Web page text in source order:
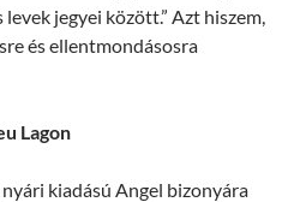
jegyei között.” Azt hiszem,
és ellentmondásosra
Lagon
kiadású Angel bizonyára